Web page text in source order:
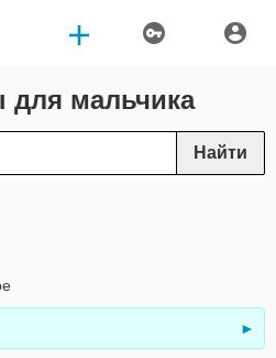
для мальчика
Найти
►